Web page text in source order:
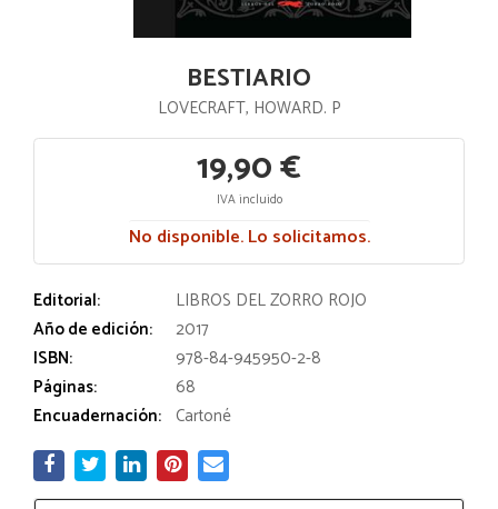
BESTIARIO
LOVECRAFT, HOWARD. P
19,90 €
IVA incluido
No disponible. Lo solicitamos.
Editorial:
LIBROS DEL ZORRO ROJO
Año de edición:
2017
ISBN:
978-84-945950-2-8
Páginas:
68
Encuadernación: Cartoné